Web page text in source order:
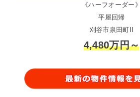
《ハーフオーダー》
平屋回帰
刈谷市泉田町II
4,480万円～